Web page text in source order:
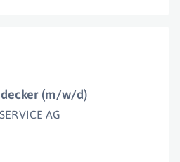
(m/w/d)
AG